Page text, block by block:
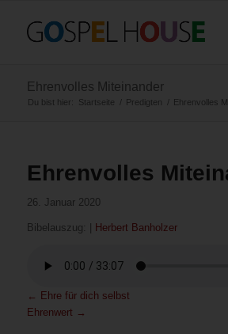
Ehrenvolles Miteinander
Du bist hier: Startseite / Predigten / Ehrenvolles
Ehrenvolles
26. Januar 2020
Bibelauszug: Herbert Banholzer
← Ehre für dich selbst
Ehrenwert →